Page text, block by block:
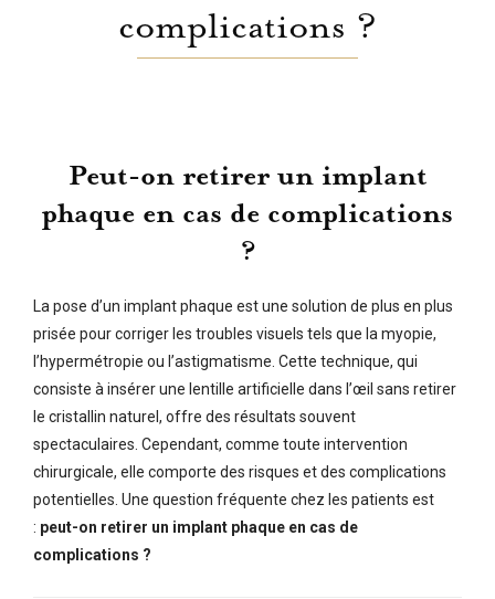
complications ?
Peut-on retirer un implant
phaque en cas de complications
?
La pose d’un implant phaque est une solution de plus en plus
prisée pour corriger les troubles visuels tels que la myopie,
l’hypermétropie ou l’astigmatisme. Cette technique, qui
consiste à insérer une lentille artificielle dans l’œil sans retirer
le cristallin naturel, offre des résultats souvent
spectaculaires. Cependant, comme toute intervention
chirurgicale, elle comporte des risques et des complications
potentielles. Une question fréquente chez les patients est
: peut-on retirer un implant phaque en cas de
complications ?